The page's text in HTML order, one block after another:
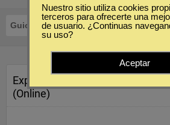
Guionista Online
Experto en Guión de Ficción
(Online)
Nuestro sitio utiliza cookies
terceros para ofrecerte una
de usuario. ¿Continuas
su uso?
Aceptar